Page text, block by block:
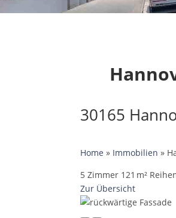
30165
Home » Immobilien »
5 Zimmer 121 m²
Zur Übersicht